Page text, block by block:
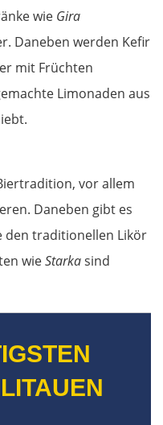
wie Gira
Daneben werden Kefir
mit Früchten
Limonaden aus
vor allem
Daneben gibt es
den traditionellen Likör
wieStarkasind